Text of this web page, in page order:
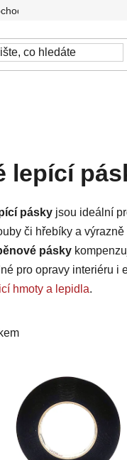
podmínky
lepící
pásky jsou ideální
či hřebíky a
pásky
pro opravy interiéru i
hmoty a lepidla.